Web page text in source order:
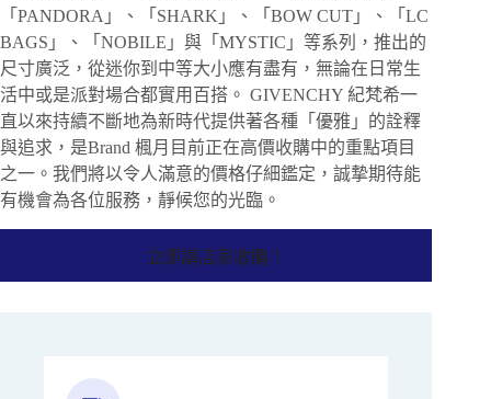
「PANDORA」、「SHARK」、「BOW CUT」、「LC
BAGS」、「NOBILE」與「MYSTIC」等系列，推出的
尺寸廣泛，從迷你到中等大小應有盡有，無論在日常生
活中或是派對場合都實用百搭。 GIVENCHY 紀梵希一
直以來持續不斷地為新時代提供著各種「優雅」的詮釋
與追求，是Brand 楓月目前正在高價收購中的重點項目
之一。我們將以令人滿意的價格仔細鑑定，誠摯期待能
有機會為各位服務，靜候您的光臨。
立即請店家收購！